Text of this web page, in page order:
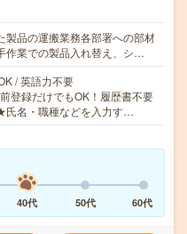
製品の運搬業務各部署への部材
作業での製品入れ替え、シ…
/ 英語力不要
登録だけでもOK！履歴書不要
氏名・職種などを入力す…
40代 50代 60代